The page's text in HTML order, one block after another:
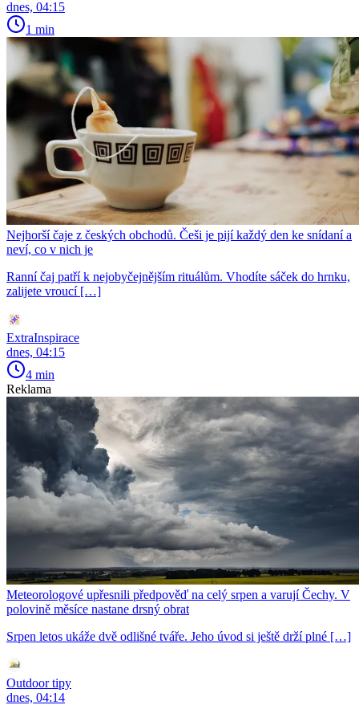
dnes, 04:15
1 min
Nejhorší čaje z českých obchodů. Češi je pijí každý den ke snídaní a
neví, co v nich je
Ranní čaj patří k nejobyčejnějším rituálům. Vhodíte sáček do hrnku,
zalijete vroucí […]
ExtraInspirace
dnes, 04:15
4 min
Reklama
Meteorologové upřesnili předpověď na celý srpen a varují Čechy. V
polovině měsíce nastane drsný obrat
Srpen letos ukáže dvě odlišné tváře. Jeho úvod si ještě drží plné […]
Outdoor tipy
dnes, 04:14